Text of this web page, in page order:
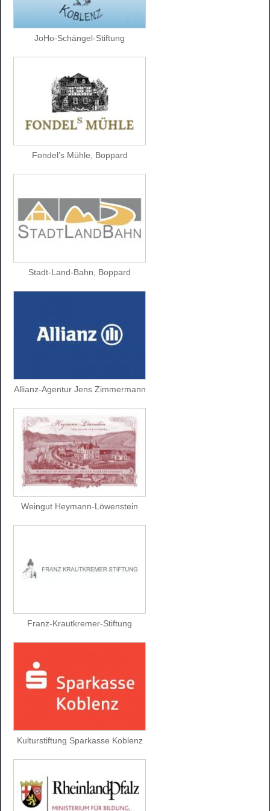
JoHo-Schängel-Stiftung
Fondel’s Mühle, Boppard
Stadt-Land-Bahn, Boppard
Allianz-Agentur Jens Zimmermann
Weingut Heymann-Löwenstein
Franz-Krautkremer-Stiftung
Kulturstiftung Sparkasse Koblenz